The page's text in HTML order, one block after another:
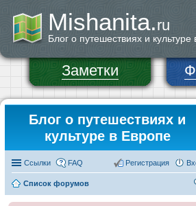
Mishanita.ru
Блог о путешествиях и культуре
Заметки
Блог о путешествиях и
культуре в Европе
Ссылки FAQ Регистрация
Список форумов